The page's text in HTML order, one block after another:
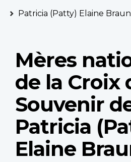
Patricia (Patty) Elaine Braun
Mères
de la Croix
Souvenir
Patricia
Elaine